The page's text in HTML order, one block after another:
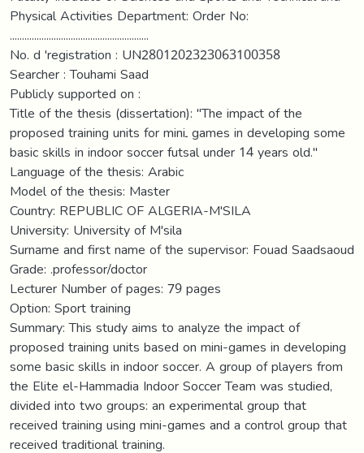
Physical Activities Department: Order No:
.........................................................
No. d 'registration : UN2801202323063100358
Searcher : Touhami Saad
Publicly supported on :
Title of the thesis (dissertation): "The impact of the
proposed training units for miniـ games in developing some
basic skills in indoor soccer futsal under 14 years old."
Language of the thesis: Arabic
Model of the thesis: Master
Country: REPUBLIC OF ALGERIA-M'SILA
University: University of M'sila
Surname and first name of the supervisor: Fouad Saadsaoud
Grade: .professor/doctor
Lecturer Number of pages: 79 pages
Option: Sport training
Summary: This study aims to analyze the impact of
proposed training units based on mini-games in developing
some basic skills in indoor soccer. A group of players from
the Elite el-Hammadia Indoor Soccer Team was studied,
divided into two groups: an experimental group that
received training using mini-games and a control group that
received traditional training.